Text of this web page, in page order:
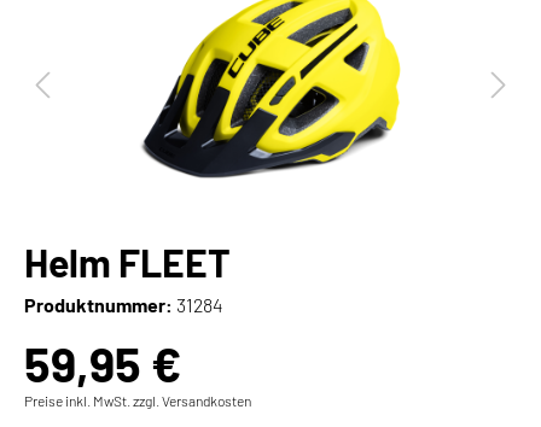
Helm FLEET
Produktnummer: 31284
59,95 €
Preise inkl. MwSt. zzgl. Versandkosten